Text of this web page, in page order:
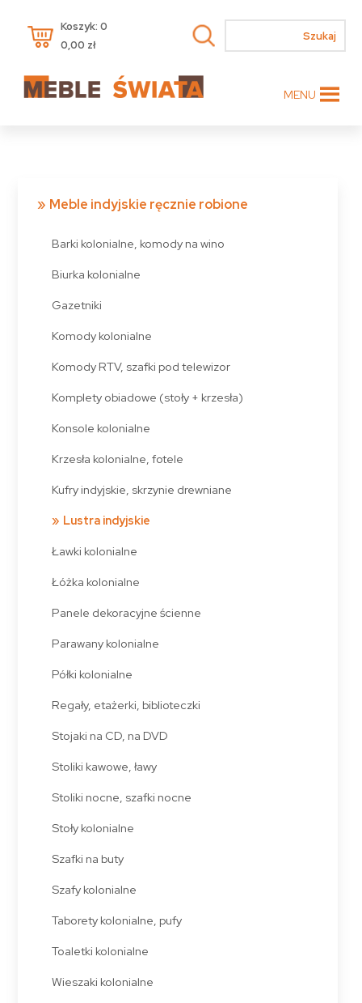
Koszyk: 0
0,00 zł
MENU
Meble indyjskie ręcznie robione
Barki kolonialne, komody na wino
Biurka kolonialne
Gazetniki
Komody kolonialne
Komody RTV, szafki pod telewizor
Komplety obiadowe (stoły + krzesła)
Konsole kolonialne
Krzesła kolonialne, fotele
Kufry indyjskie, skrzynie drewniane
Lustra indyjskie
Ławki kolonialne
Łóżka kolonialne
Panele dekoracyjne ścienne
Parawany kolonialne
Półki kolonialne
Regały, etażerki, biblioteczki
Stojaki na CD, na DVD
Stoliki kawowe, ławy
Stoliki nocne, szafki nocne
Stoły kolonialne
Szafki na buty
Szafy kolonialne
Taborety kolonialne, pufy
Toaletki kolonialne
Wieszaki kolonialne